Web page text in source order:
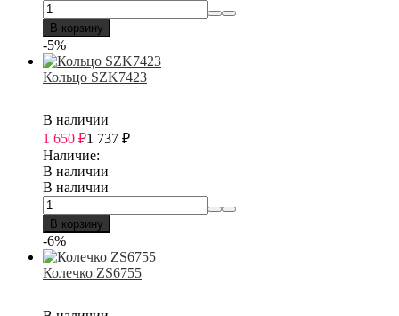
В корзину
-5%
Кольцо SZK7423
В наличии
1 650 ₽1 737 ₽
Наличие:
В наличии
В наличии
В корзину
-6%
Колечко ZS6755